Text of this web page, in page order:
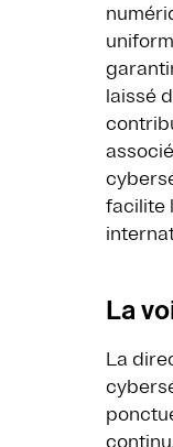
laissé
facilite
La
La